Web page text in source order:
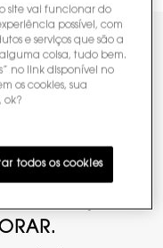
floral frutado.
icônica lavanda
BOAS
site vai funcionar do
possível, com
e serviços que são a
coisa, tudo bem.
no link disponível no
os cookies, sua
ok?
todos os cookies